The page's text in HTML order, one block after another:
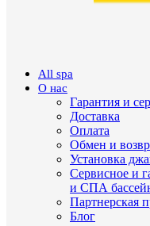
All spa
О нас
Гарантия и
Доставка
Оплата
Обмен и
Установка
Сервисное и
и СПА
Партнерская
Блог